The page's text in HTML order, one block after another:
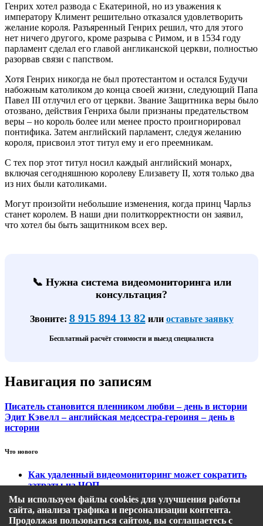
Генрих хотел развода с Екатериной, но из уважения к
императору Климент решительно отказался удовлетворить
желание короля. Разъяренный Генрих решил, что для этого
нет ничего другого, кроме разрыва с Римом, и в 1534 году
парламент сделал его главой англиканской церкви, полностью
разорвав связи с папством.
Хотя Генрих никогда не был протестантом и остался Будучи
набожным католиком до конца своей жизни, следующий Папа
Павел III отлучил его от церкви. Звание Защитника веры было
отозвано, действия Генриха были признаны предательством
веры – но король более или менее просто проигнорировал
понтифика. Затем английский парламент, следуя желанию
короля, присвоил этот титул ему и его преемникам.
С тех пор этот титул носил каждый английский монарх,
включая сегодняшнюю королеву Елизавету II, хотя только два
из них были католиками.
Могут произойти небольшие изменения, когда принц Чарльз
станет королем. В наши дни политкорректности он заявил,
что хотел бы быть защитником всех вер.
📞 Нужна система видеомониторинга или
консультация?
Звоните: 8 915 894 13 82или оставьте заявку
Бесплатный расчёт стоимости и выезд специалиста
Навигация по записям
Писатель становится пленником любви – день в истории
Эдит Кэвелл – английская медсестра-героиня – день в
истории
Что нового
Как удаленный видеомониторинг может сократить
затраты на ЧОП
Тарифы на охранный видеомониторинг
Этапы подключения удаленного видеомониторинга
Кому подходит удаленный видеомониторинг?
Мы используем файлы cookies для улучшения работы
сайта, анализа трафика и персонализации контента.
Продолжая пользоваться сайтом, вы соглашаетесь с